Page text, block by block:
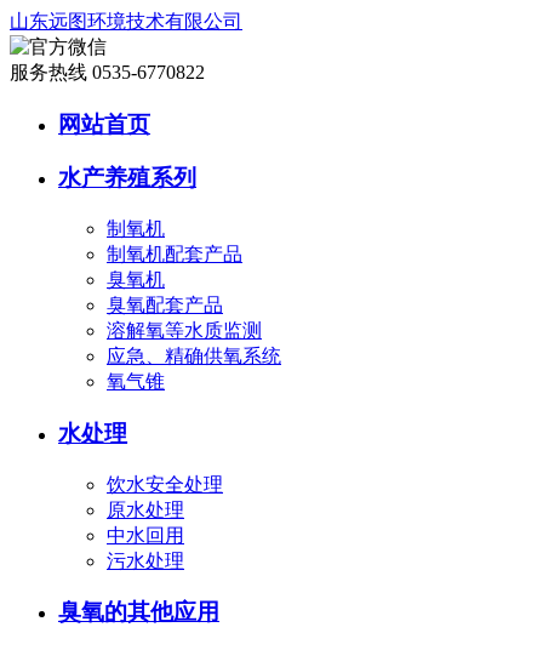
山东远图环境技术有限公司
服务热线 0535-6770822
网站首页
水产养殖系列
制氧机
制氧机配套产品
臭氧机
臭氧配套产品
溶解氧等水质监测
应急、精确供氧系统
氧气锥
水处理
饮水安全处理
原水处理
中水回用
污水处理
臭氧的其他应用